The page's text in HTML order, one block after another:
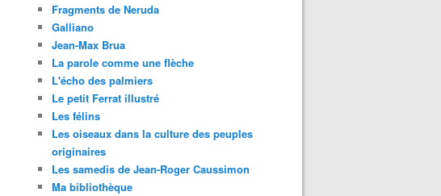
Fragments de Neruda
Galliano
Jean-Max Brua
La parole comme une flèche
L'écho des palmiers
Le petit Ferrat illustré
Les félins
Les oiseaux dans la culture des peuples
originaires
Les samedis de Jean-Roger Caussimon
Ma bibliothèque